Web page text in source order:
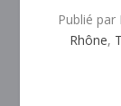
Publié par
Rhône,